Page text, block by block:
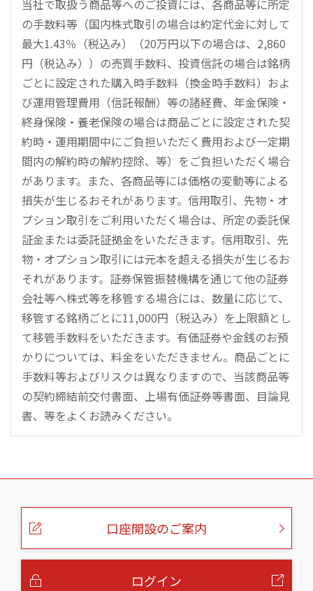
当社で取扱う商品等へのご投資には、各商品等に所定
の手数料等（国内株式取引の場合は約定代金に対して
最大1.43％（税込み）（20万円以下の場合は、2,860
円（税込み））の売買手数料、投資信託の場合は銘柄
ごとに設定された購入時手数料（換金時手数料）およ
び運用管理費用（信託報酬）等の諸経費、年金保険・
終身保険・養老保険の場合は商品ごとに設定された契
約時・運用期間中にご負担いただく費用および一定期
間内の解約時の解約控除、等）をご負担いただく場合
があります。また、各商品等には価格の変動等による
損失が生じるおそれがあります。信用取引、先物・オ
プション取引をご利用いただく場合は、所定の委託保
証金または委託証拠金をいただきます。信用取引、先
物・オプション取引には元本を超える損失が生じるお
それがあります。証券保管振替機構を通じて他の証券
会社等へ株式等を移管する場合には、数量に応じて、
移管する銘柄ごとに11,000円（税込み）を上限額とし
て移管手数料をいただきます。有価証券や金銭のお預
かりについては、料金をいただきません。商品ごとに
手数料等およびリスクは異なりますので、当該商品等
の契約締結前交付書面、上場有価証券等書面、目論見
書、等をよくお読みください。
こ
口座開設のご案内
ログイン